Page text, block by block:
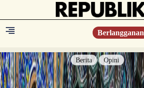
Berlangganan
Berita Opini